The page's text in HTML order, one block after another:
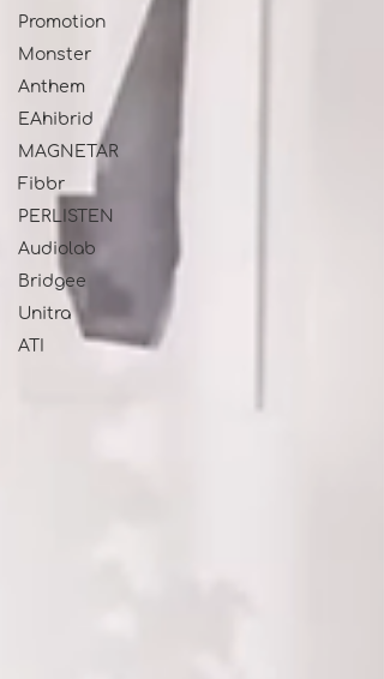
Promotion
Monster
Anthem
EAhibrid
MAGNETAR
Fibbr
PERLISTEN
Audiolab
Bridgee
Unitra
ATI